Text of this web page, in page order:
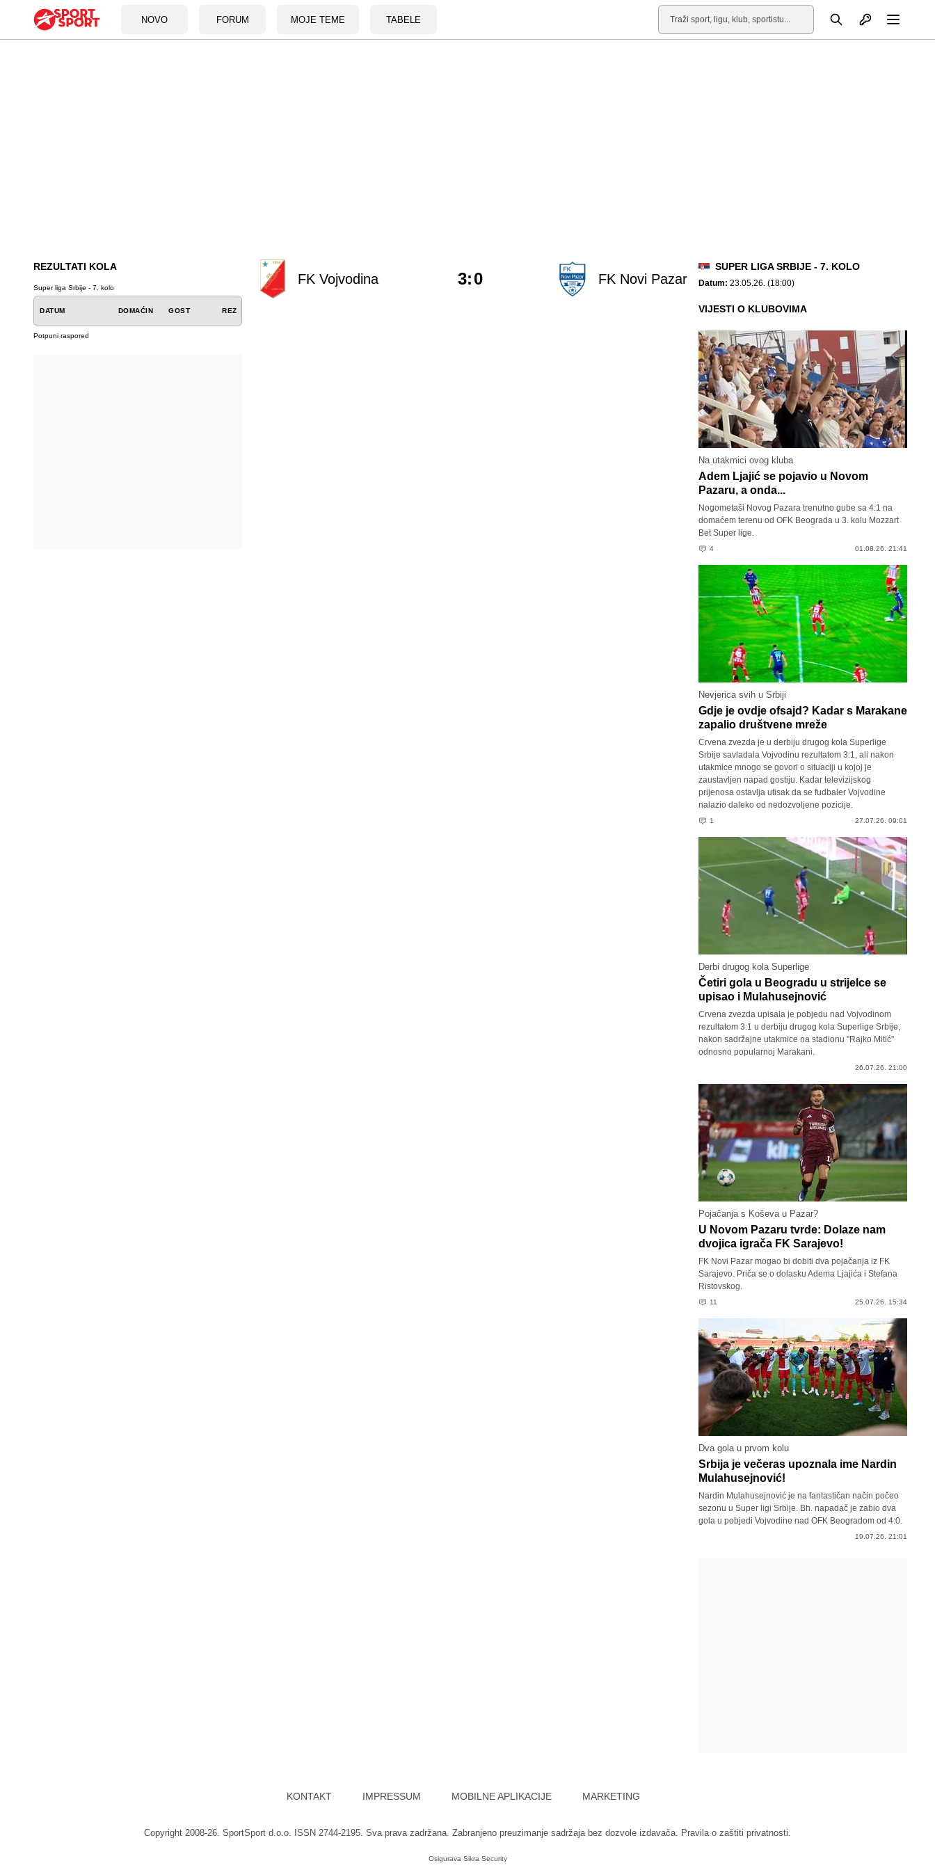
NOVO FORUM MOJE TEME TABELE
Pretraga Otvori profil
REZULTATI KOLA
Super liga Srbije - 7. kolo
DATUM DOMAĆIN GOST REZ
Potpuni raspored
FK Vojvodina FK Novi Pazar
3:0
SUPER LIGA SRBIJE - 7. KOLO
Datum: 23.05.26. (18:00)
VIJESTI O KLUBOVIMA
Na utakmici ovog kluba
Adem Ljajić se pojavio u Novom
Pazaru, a onda...
Nogometaši Novog Pazara trenutno gube sa 4:1 na
domaćem terenu od OFK Beograda u 3. kolu Mozzart
Bet Super lige.
4 01.08.26. 21:41
Nevjerica svih u Srbiji
Gdje je ovdje ofsajd? Kadar s Marakane
zapalio društvene mreže
Crvena zvezda je u derbiju drugog kola Superlige
Srbije savladala Vojvodinu rezultatom 3:1, ali nakon
utakmice mnogo se govori o situaciji u kojoj je
zaustavljen napad gostiju. Kadar televizijskog
prijenosa ostavlja utisak da se fudbaler Vojvodine
nalazio daleko od nedozvoljene pozicije.
1 27.07.26. 09:01
Derbi drugog kola Superlige
Četiri gola u Beogradu u strijelce se
upisao i Mulahusejnović
Crvena zvezda upisala je pobjedu nad Vojvodinom
rezultatom 3:1 u derbiju drugog kola Superlige Srbije,
nakon sadržajne utakmice na stadionu "Rajko Mitić"
odnosno popularnoj Marakani.
26.07.26. 21:00
Pojačanja s Koševa u Pazar?
U Novom Pazaru tvrde: Dolaze nam
dvojica igrača FK Sarajevo!
FK Novi Pazar mogao bi dobiti dva pojačanja iz FK
Sarajevo. Priča se o dolasku Adema Ljajića i Stefana
Ristovskog.
11 25.07.26. 15:34
Dva gola u prvom kolu
Srbija je večeras upoznala ime Nardin
Mulahusejnović!
Nardin Mulahusejnović je na fantastičan način počeo
sezonu u Super ligi Srbije. Bh. napadač je zabio dva
gola u pobjedi Vojvodine nad OFK Beogradom od 4:0.
19.07.26. 21:01
KONTAKT IMPRESSUM MOBILNE APLIKACIJE MARKETING
Copyright 2008-26. SportSport d.o.o. ISSN 2744-2195. Sva prava zadržana. Zabranjeno preuzimanje sadržaja bez dozvole izdavača. Pravila o zaštiti privatnosti.
Osigurava Sikra Security